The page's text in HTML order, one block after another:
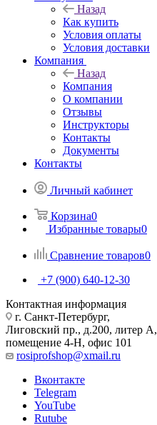
Назад
Как купить
Условия оплаты
Условия доставки
Компания
Назад
Компания
О компании
Отзывы
Инструкторы
Контакты
Документы
Контакты
Личный кабинет
Корзина0
Избранные товары0
Сравнение товаров0
+7 (900) 640-12-30
Контактная информация
г. Санкт-Петербург,
Лиговский пр., д.200, литер А,
помещение 4-Н, офис 101
rosiprofshop@xmail.ru
Вконтакте
Telegram
YouTube
Rutube